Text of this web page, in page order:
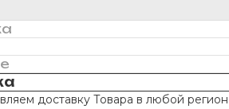
доставку Товара в любой